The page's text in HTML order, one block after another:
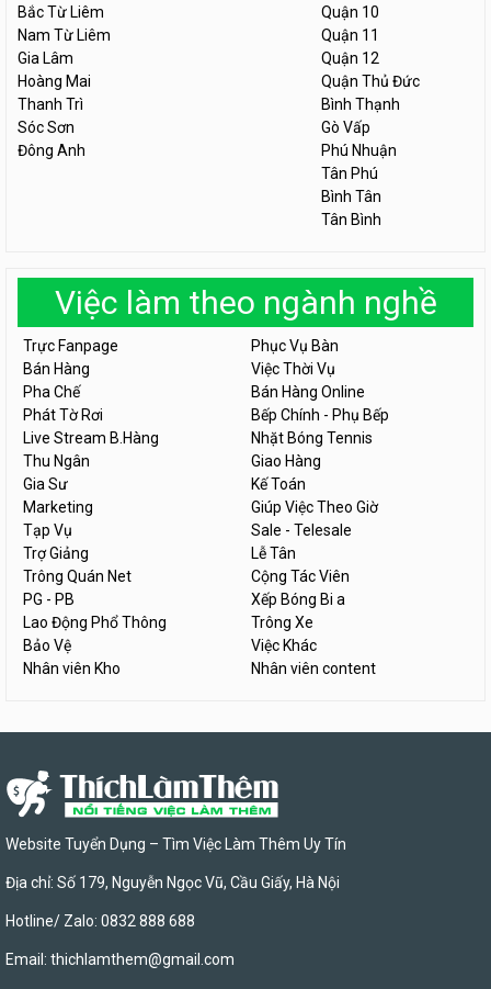
Bắc Từ Liêm
Nam Từ Liêm
Gia Lâm
Hoàng Mai
Thanh Trì
Sóc Sơn
Đông Anh
Quận 10
Quận 11
Quận 12
Quận Thủ Đức
Bình Thạnh
Gò Vấp
Phú Nhuận
Tân Phú
Bình Tân
Tân Bình
Việc làm theo ngành nghề
Trực Fanpage
Phục Vụ Bàn
Bán Hàng
Việc Thời Vụ
Pha Chế
Bán Hàng Online
Phát Tờ Rơi
Bếp Chính - Phụ Bếp
Live Stream B.Hàng
Nhặt Bóng Tennis
Thu Ngân
Giao Hàng
Gia Sư
Kế Toán
Marketing
Giúp Việc Theo Giờ
Tạp Vụ
Sale - Telesale
Trợ Giảng
Lễ Tân
Trông Quán Net
Cộng Tác Viên
PG - PB
Xếp Bóng Bi a
Lao Động Phổ Thông
Trông Xe
Bảo Vệ
Việc Khác
Nhân viên Kho
Nhân viên content
Website Tuyển Dụng – Tìm Việc Làm Thêm Uy Tín
Địa chỉ: Số 179, Nguyễn Ngọc Vũ, Cầu Giấy, Hà Nội
Hotline/ Zalo: 0832 888 688
Email: thichlamthem@gmail.com